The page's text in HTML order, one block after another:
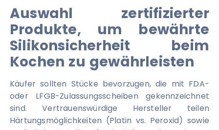
Auswahl zertifizierter
Produkte, um bewährte
Silikonsicherheit beim
Kochen zu gewährleisten
Käufer sollten Stücke bevorzugen, die mit FDA-
oder LFGB-Zulassungsscheiben gekennzeichnet
sind. Vertrauenswürdige Hersteller teilen
Härtungsmöglichkeiten (Platin vs. Peroxid) sowie